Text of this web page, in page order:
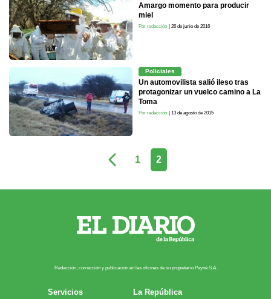
Amargo momento para producir
miel
Por redacción | 26 de junio de 2016
Policiales
Un automovilista salió ileso tras
protagonizar un vuelco camino a La
Toma
Por redacción | 13 de agosto de 2015
1 2
Redacción, corrección y publicación en las oficinas de su propietario Payn​é S.A.
Servicios
La República